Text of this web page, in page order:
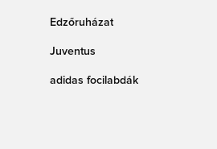
Edzőruházat
Juventus
adidas focilabdák